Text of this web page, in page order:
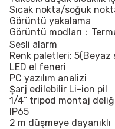
Sıcak nokta/soğuk
Görüntü yakalama
Görüntü modları：
Sesli alarm
Renk paletleri: 5(Beyaz
LED el feneri
PC yazılım analizi
Şarj edilebilir Li-ion pil
1/4” tripod montaj
IP65
2 m düşmeye dayanıklı